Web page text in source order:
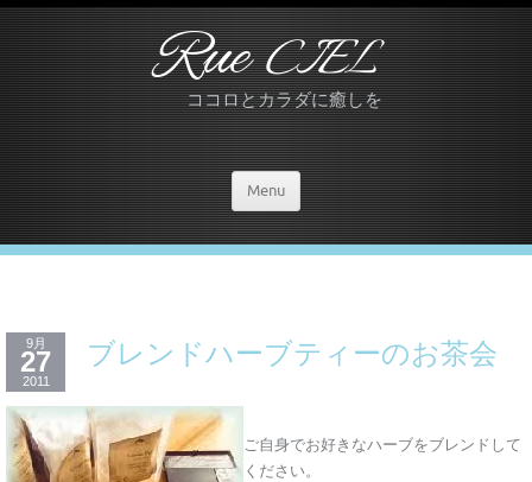
RueCIEL
ココロとカラダに癒しを
Menu
9月
27
2011
ブレンドハーブティーのお茶会
ご自身でお好きなハーブをブレンドして
ください。